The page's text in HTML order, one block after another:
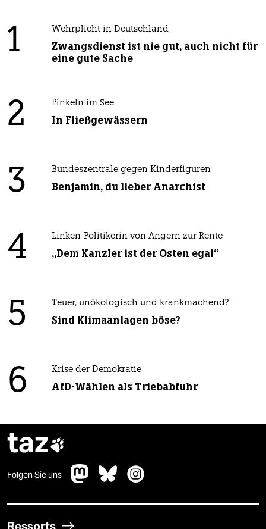
1 Wehrplicht in Deutschland
Zwangsdienst ist nie gut, auch nicht für
eine gute Sache
2 Pinkeln im See
In Fließgewässern
3 Bundeszentrale gegen Kinderfiguren
Benjamin, du lieber Anarchist
4 Linken-Politikerin von Angern zur Rente
„Dem Kanzler ist der Osten egal“
5 Teuer, unökologisch und krankmachend?
Sind Klimaanlagen böse?
6 Krise der Demokratie
AfD-Wählen als Triebabfuhr
taz
Folgen Sie uns